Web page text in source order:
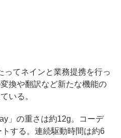
てネインと業務提携を行っ
換や翻訳など新たな機能の
いる。
」の重さは約12g。コーデ
する。連続駆動時間は約6